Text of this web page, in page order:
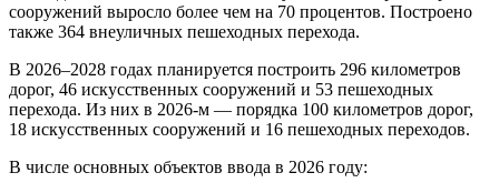
сооружений выросло более чем на 70 процентов. Построено
также 364 внеуличных пешеходных перехода.
В 2026–2028 годах планируется построить 296 километров
дорог, 46 искусственных сооружений и 53 пешеходных
перехода. Из них в 2026-м — порядка 100 километров дорог,
18 искусственных сооружений и 16 пешеходных переходов.
В числе основных объектов ввода в 2026 году: